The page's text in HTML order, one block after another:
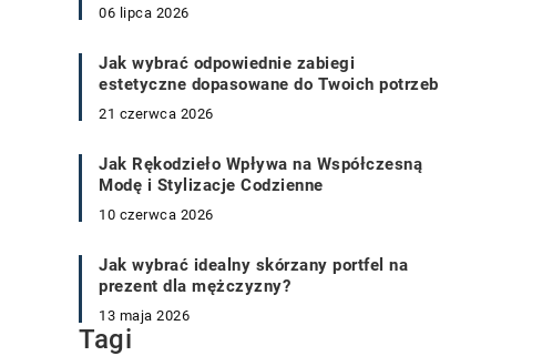
06 lipca 2026
Jak wybrać odpowiednie zabiegi
estetyczne dopasowane do Twoich potrzeb
21 czerwca 2026
Jak Rękodzieło Wpływa na Współczesną
Modę i Stylizacje Codzienne
10 czerwca 2026
Jak wybrać idealny skórzany portfel na
prezent dla mężczyzny?
13 maja 2026
Tagi